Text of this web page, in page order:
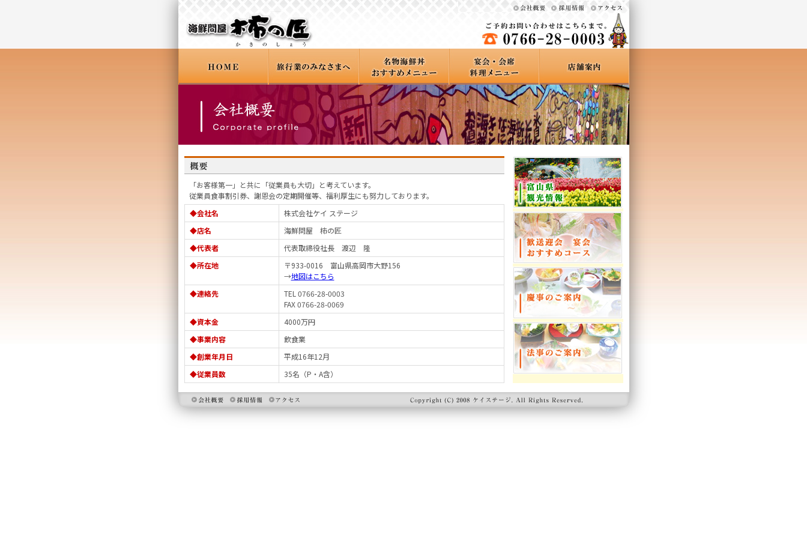
「お客様第一」と共に「従業員も大切」と考えています。
従業員食事割引券、謝恩会の定期開催等、福利厚生にも努力しております。
◆会社名
株式会社ケイ ステージ
◆店名
海鮮問屋 柿の匠
◆代表者
代表取締役社長 渡辺 隆
◆所在地
〒933-0016 富山県高岡市大野156
→地図はこちら
◆連絡先
TEL 0766-28-0003
FAX 0766-28-0069
◆資本金
4000万円
◆事業内容
飲食業
◆創業年月日
平成16年12月
◆従業員数
35名（P・A含）